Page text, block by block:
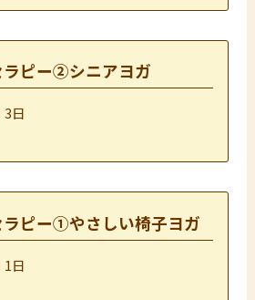
ラピー②シニアヨガ
3日
ラピー①やさしい椅子ヨガ
1日